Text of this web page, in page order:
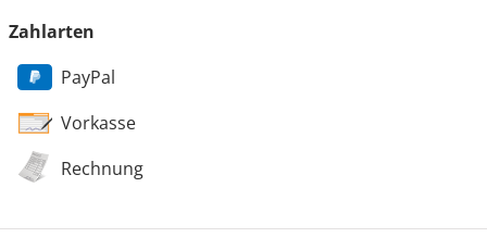
Zahlarten
PayPal
Vorkasse
Rechnung